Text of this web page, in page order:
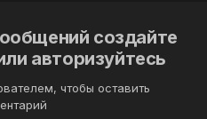
создайте
авторизуйтесь
чтобы оставить